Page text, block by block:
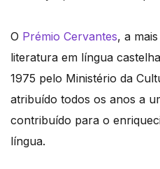
O Prémio Cervantes, a
literatura em língua
1975 pelo Ministério da
atribuído todos os anos a
contribuído para o
língua.